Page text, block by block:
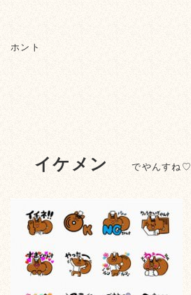
ホント
イケメン でやんすね♡